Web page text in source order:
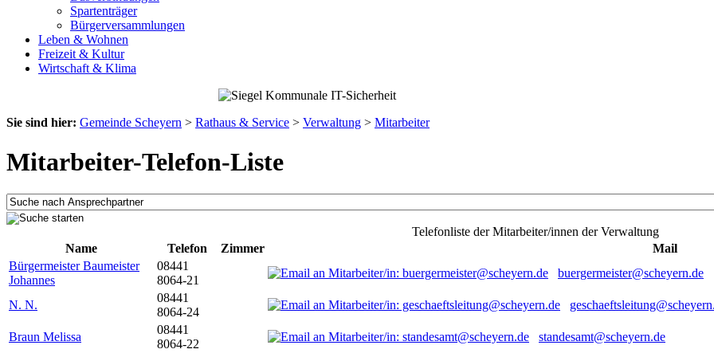
Spartenträger
Bürgerversammlungen
Leben & Wohnen
Freizeit & Kultur
Wirtschaft & Klima
Sie sind hier: Gemeinde Scheyern > Rathaus & Service > Verwaltung > Mitarbeiter
Mitarbeiter-Telefon-Liste
Telefonliste der Mitarbeiter/innen der Verwaltung
Name
Telefon Zimmer
Mail
Bürgermeister Baumeister
Johannes
08441
8064-21
buergermeister@scheyern.de
N. N.
08441
8064-24
Braun Melissa
08441
8064-22
standesamt@scheyern.de